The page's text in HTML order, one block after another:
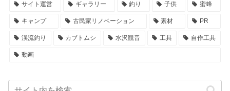
サイト運営 ギャラリー 釣り 子供 蜜蜂
キャンプ 古民家リノベーション 素材 PR
渓流釣り カブトムシ 水沢観音 工具 自作工具
動画